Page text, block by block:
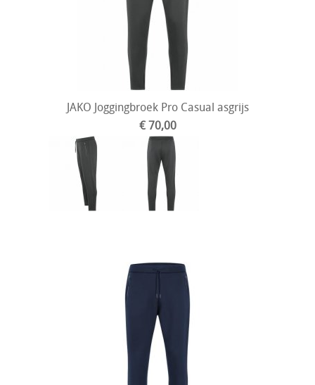
JAKO Joggingbroek Pro Casual asgrijs
€ 70,00